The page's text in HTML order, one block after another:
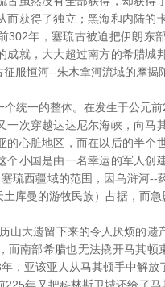
而获得了独立；黑海和内陆的
302年，塞琉古被迫把伊朗东
成就，大大超过南方的希腊城
服恒河--朱木拿河流域的摩揭
一的整体。在发生于公元前
一次穿越达达尼尔海峡，向马
的心脏地区，而在以后的半个
个小国是由一名幸运的军人创
琉西疆域的范围，因乌浒河--
库曼的游牧民族）占据，而急
大遗留下来的令人厌烦的遗
而南部希腊也无法撬开马其
，亚该亚人从马其顿手中解